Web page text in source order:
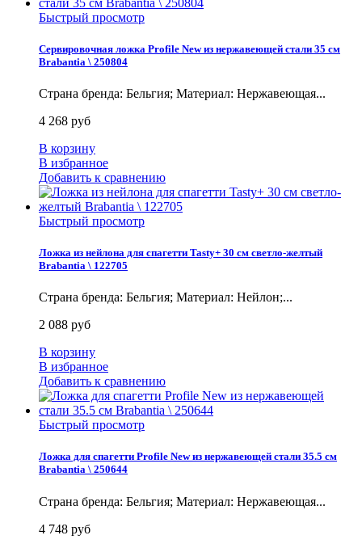
Быстрый просмотр
Сервировочная ложка Profile New из нержавеющей стали 35 см
Brabantia \ 250804
Страна бренда: Бельгия; Материал: Нержавеющая...
4 268 руб
В корзину
В избранное
Добавить к сравнению
Быстрый просмотр
Ложка из нейлона для спагетти Tasty+ 30 см светло-желтый
Brabantia \ 122705
Страна бренда: Бельгия; Материал: Нейлон;...
2 088 руб
В корзину
В избранное
Добавить к сравнению
Быстрый просмотр
Ложка для спагетти Profile New из нержавеющей стали 35.5 см
Brabantia \ 250644
Страна бренда: Бельгия; Материал: Нержавеющая...
4 748 руб